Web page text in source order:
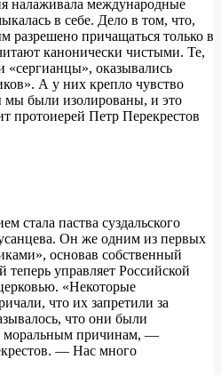
налаживала международные
в себе. Дело в том, что,
разрешено причащаться только в
канонически чистыми. Те,
оказывались
А у них крепло чувство
мы были изолированы, и это
протоиерей Петр Перекрестов
стала паства суздальского
Он же одним из первых
основав собственный
управляет Российской
«Некоторые
что их запретили за
что они были
моральным причинам, —
— Нас много